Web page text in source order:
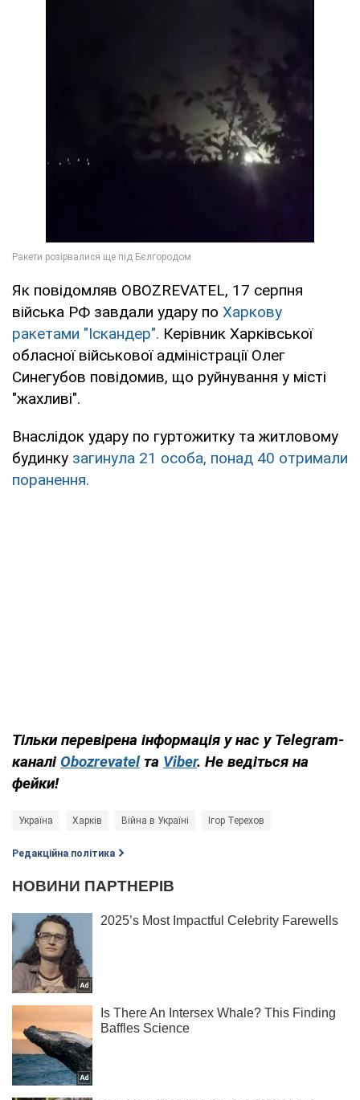
Як повідомляв OBOZREVATEL, 17 серпня
війська РФ завдали удару по Харкову
ракетами "Іскандер". Керівник Харківської
обласної військової адміністрації Олег
Синегубов повідомив, що руйнування у місті
"жахливі".
Внаслідок удару по гуртожитку та житловому
будинку загинула 21 особа, понад 40 отримали
поранення.
Тільки перевірена інформація у нас у Telegram-
каналі Obozrevatel та Viber. Не ведіться на
фейки!
Україна Харків Війна в Україні Ігор Терехов
Редакційна політика